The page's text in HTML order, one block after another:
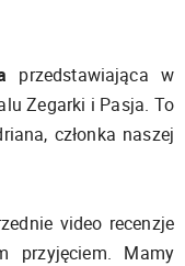
przedstawiająca w
Zegarki i Pasja. To
członka naszej
video recenzje
przyjęciem. Mamy